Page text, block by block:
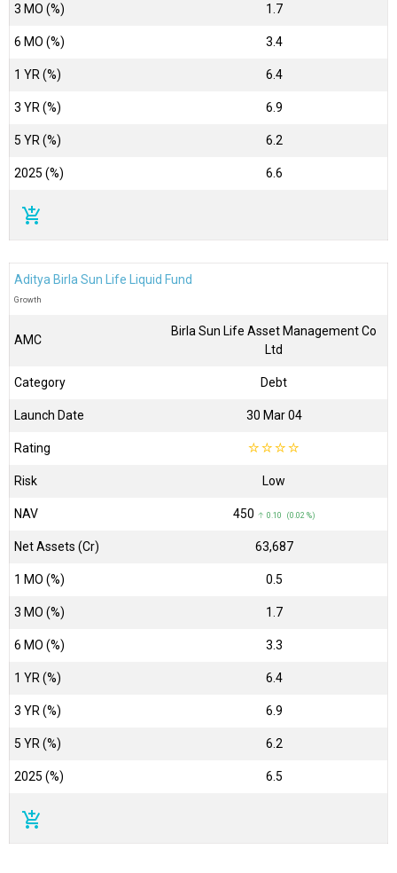
3 MO (%) 1.7
6 MO (%) 3.4
1 YR (%) 6.4
3 YR (%) 6.9
5 YR (%) 6.2
2025 (%) 6.6
add_shopping_cart
Aditya Birla Sun Life Liquid Fund
Growth
AMC
Birla Sun Life Asset Management Co
Ltd
Category Debt
Launch Date 30 Mar 04
Rating ☆☆☆☆
Risk Low
NAV ₹450 ↑ 0.10 (0.02 %)
Net Assets (Cr) ₹63,687
1 MO (%) 0.5
3 MO (%) 1.7
6 MO (%) 3.3
1 YR (%) 6.4
3 YR (%) 6.9
5 YR (%) 6.2
2025 (%) 6.5
add_shopping_cart